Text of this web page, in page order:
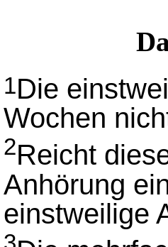
1Die
Wochen
2Reicht
Anhörung
einstweilige